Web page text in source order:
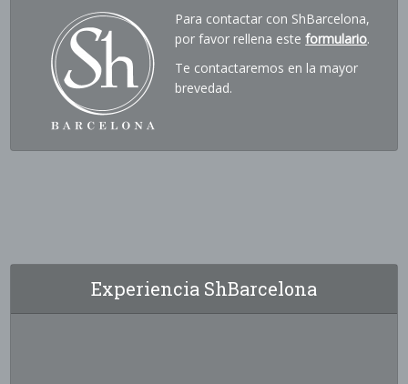
Para contactar con ShBarcelona,
por favor rellena esteformulario.
Te contactaremos en la mayor
brevedad.
Experiencia ShBarcelona